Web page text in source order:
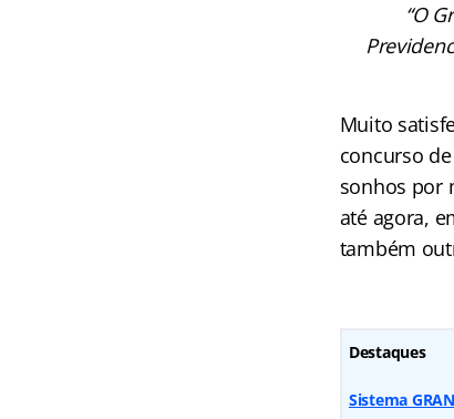
“O
Muito
concurso
sonhos por
até agora,
também
Destaques
Sistema